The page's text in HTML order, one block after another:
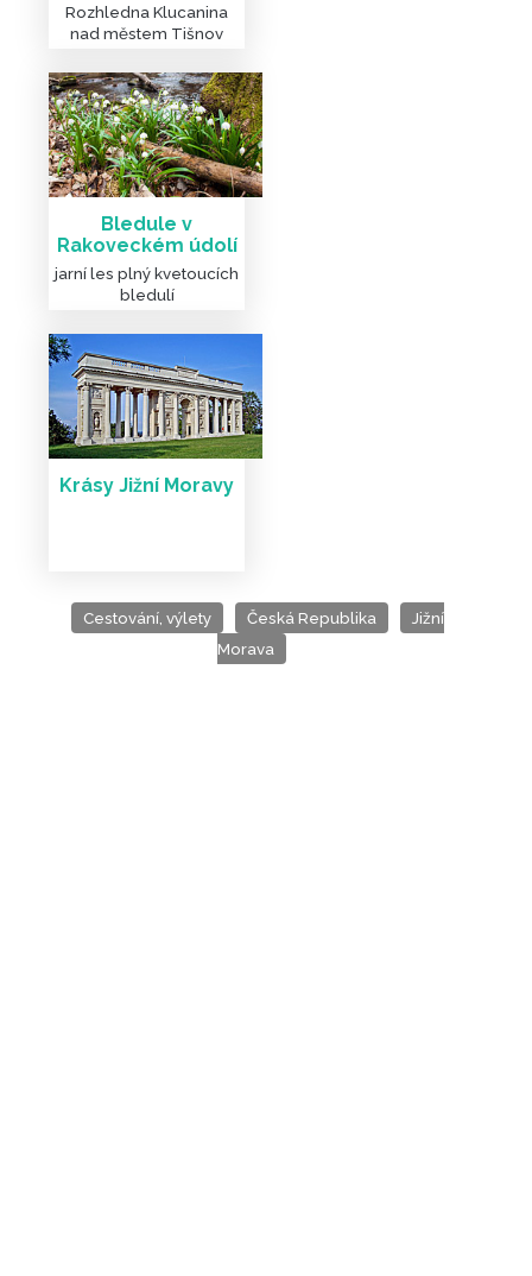
Rozhledna Klucanina
nad městem Tišnov
Bledule v
Rakoveckém údolí
jarní les plný kvetoucích
bledulí
Krásy Jižní Moravy
Cestování, výlety Česká Republika
Jižní
Morava